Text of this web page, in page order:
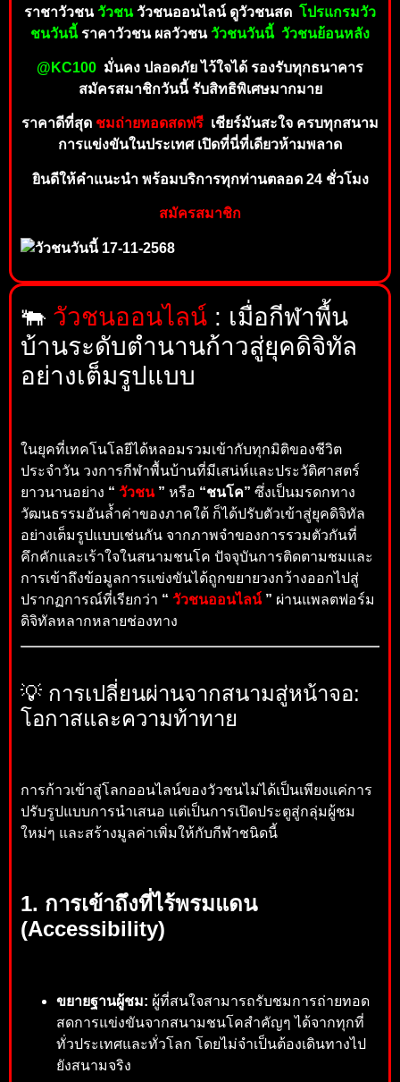
ราชาวัวชนวัวชนวัวชนออนไลน์ดูวัวชนสด โปรแกรมวัว
ชนวันนี้ราคาวัวชน ผลวัวชนวัวชนวันนี้ วัวชนย้อนหลัง
@KC100 มั่นคง ปลอดภัย ไว้ใจได้ รองรับทุกธนาคาร
สมัครสมาชิกวันนี้ รับสิทธิพิเศษมากมาย
ราคาดีที่สุด ชมถ่ายทอดสดฟรี เชียร์มันสะใจ ครบทุกสนาม
การแข่งขันในประเทศ เปิดที่นี่ที่เดียวห้ามพลาด
ยินดีให้คำแนะนำ พร้อมบริการทุกท่านตลอด 24 ชั่วโมง
สมัครสมาชิก
🐃 วัวชนออนไลน์ : เมื่อกีฬาพื้น
บ้านระดับตำนานก้าวสู่ยุคดิจิทัล
อย่างเต็มรูปแบบ
ในยุคที่เทคโนโลยีได้หลอมรวมเข้ากับทุกมิติของชีวิต
ประจำวัน วงการกีฬาพื้นบ้านที่มีเสน่ห์และประวัติศาสตร์
ยาวนานอย่าง “ วัวชน” หรือ “ชนโค” ซึ่งเป็นมรดกทาง
วัฒนธรรมอันล้ำค่าของภาคใต้ ก็ได้ปรับตัวเข้าสู่ยุคดิจิทัล
อย่างเต็มรูปแบบเช่นกัน จากภาพจำของการรวมตัวกันที่
คึกคักและเร้าใจในสนามชนโค ปัจจุบันการติดตามชมและ
การเข้าถึงข้อมูลการแข่งขันได้ถูกขยายวงกว้างออกไปสู่
ปรากฏการณ์ที่เรียกว่า “ วัวชนออนไลน์” ผ่านแพลตฟอร์ม
ดิจิทัลหลากหลายช่องทาง
💡 การเปลี่ยนผ่านจากสนามสู่หน้าจอ:
โอกาสและความท้าทาย
การก้าวเข้าสู่โลกออนไลน์ของวัวชนไม่ได้เป็นเพียงแค่การ
ปรับรูปแบบการนำเสนอ แต่เป็นการเปิดประตูสู่กลุ่มผู้ชม
ใหม่ๆ และสร้างมูลค่าเพิ่มให้กับกีฬาชนิดนี้
1. การเข้าถึงที่ไร้พรมแดน
(Accessibility)
ขยายฐานผู้ชม: ผู้ที่สนใจสามารถรับชมการถ่ายทอด
สดการแข่งขันจากสนามชนโคสำคัญๆ ได้จากทุกที่
ทั่วประเทศและทั่วโลก โดยไม่จำเป็นต้องเดินทางไป
ยังสนามจริง